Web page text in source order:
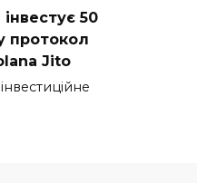
50
протокол
Jito